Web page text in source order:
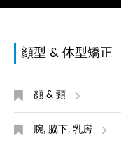
顔型 & 体型矯正
顔 & 頸
腕, 脇下, 乳房